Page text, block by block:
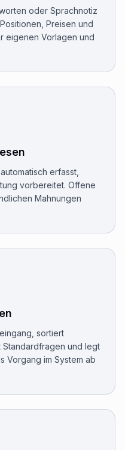
oder Sprachnotiz
Preisen und
eigenen Vorlagen und
erfasst,
vorbereitet. Offene
Mahnungen
sortiert
und legt
Vorgang im System ab